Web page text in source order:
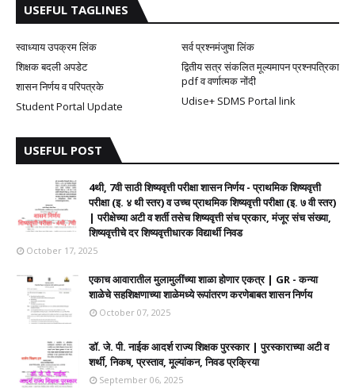
USEFUL TAGLINES
स्वाध्याय उपक्रम लिंक
सर्व प्रश्नमंजुषा लिंक
शिक्षक बदली अपडेट
द्वितीय सत्र संकलित मूल्यमापन प्रश्नपत्रिका
pdf व वर्णात्मक नोंदी
शासन निर्णय व परिपत्रके
Udise+ SDMS Portal link
Student Portal Update
USEFUL POST
4थी, 7वी साठी शिष्यवृत्ती परीक्षा शासन निर्णय - प्राथमिक शिष्यवृत्ती
परीक्षा (इ. ४ थी स्तर) व उच्च प्राथमिक शिष्यवृत्ती परीक्षा (इ. ७ वी स्तर)
| परीक्षेच्या अटी व शर्ती तसेच शिष्यवृत्ती संच प्रकार, मंजूर संच संख्या,
शिष्यवृत्तीचे दर शिष्यवृत्तीधारक विद्यार्थी निवड
October 17, 2025
एकाच आवारातील मुलामुलींच्या शाळा होणार एकत्र | GR - कन्या
शाळेचे सहशिक्षणाच्या शाळेमध्ये रूपांतरण करणेबाबत शासन निर्णय
October 07, 2025
डॉ. जे. पी. नाईक आदर्श राज्य शिक्षक पुरस्कार | पुरस्काराच्या अटी व
शर्थी, निकष, प्रस्ताव, मूल्यांकन, निवड प्रक्रिया
September 06, 2025